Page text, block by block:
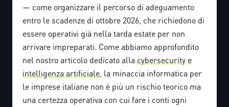
— come organizzare il percorso di adeguamento
entro le scadenze di ottobre 2026, che richiedono di
essere operativi già nella tarda estate per non
arrivare impreparati. Come abbiamo approfondito
nel nostro articolo dedicato alla cybersecurity e
intelligenza artificiale , la minaccia informatica per
le imprese italiane non è più un rischio teorico ma
una certezza operativa con cui fare i conti ogni